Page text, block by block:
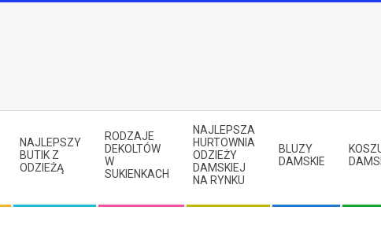
NAJLEPSZY
BUTIK Z
ODZIEŻĄ
RODZAJE
DEKOLTÓW
W
SUKIENKACH
NAJLEPSZA
HURTOWNIA
ODZIEŻY
DAMSKIEJ
NA RYNKU
BLUZY
DAMSKIE